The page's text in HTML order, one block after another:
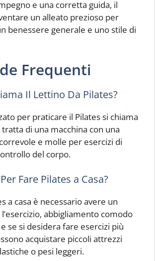
e una corretta guida, il
un alleato prezioso per
benessere generale e uno stile di
Frequenti
Il Lettino Da Pilates?
per praticare il Pilates si chiama
tratta di una macchina con una
e molle per esercizi di
del corpo.
Fare Pilates a Casa?
a casa è necessario avere un
abbigliamento comodo
se si desidera fare esercizi più
acquistare piccoli attrezzi
o pesi leggeri.